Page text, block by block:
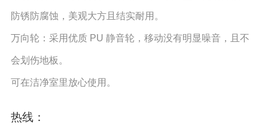
防锈防腐蚀，美观大方且结实耐用。
万向轮：采用优质 PU 静音轮，移动没有明显噪音，且不
会划伤地板。
可在洁净室里放心使用。
热线：